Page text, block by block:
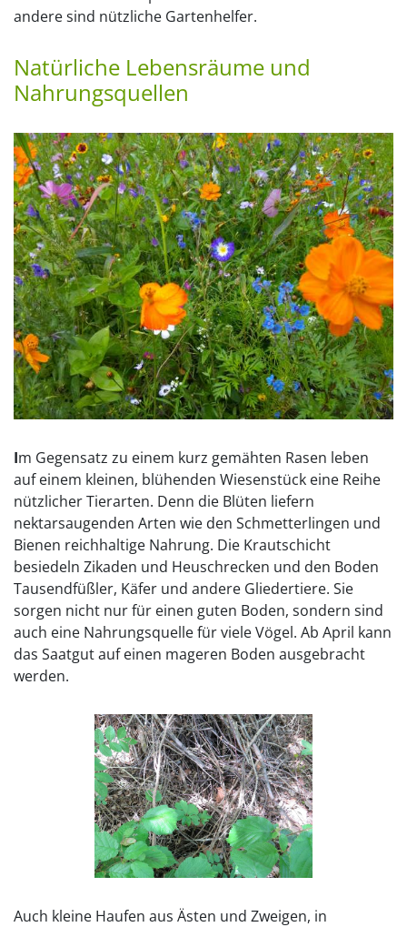
andere sind nützliche Gartenhelfer.
Natürliche Lebensräume und
Nahrungsquellen
Im Gegensatz zu einem kurz gemähten Rasen leben
auf einem kleinen, blühenden Wiesenstück eine Reihe
nützlicher Tierarten. Denn die Blüten liefern
nektarsaugenden Arten wie den Schmetterlingen und
Bienen reichhaltige Nahrung. Die Krautschicht
besiedeln Zikaden und Heuschrecken und den Boden
Tausendfüßler, Käfer und andere Gliedertiere. Sie
sorgen nicht nur für einen guten Boden, sondern sind
auch eine Nahrungsquelle für viele Vögel. Ab April kann
das Saatgut auf einen mageren Boden ausgebracht
werden.
Auch kleine Haufen aus Ästen und Zweigen, in